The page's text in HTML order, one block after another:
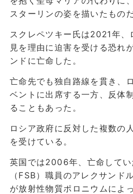
スターリンの姿を描いたものだ
スクレペツキー氏は2021年、
見を理由に迫害を受ける恐れ
ンドに亡命した。
亡命先でも独自路線を貫き、
ベントに出席する一方、反体
ることもあった。
ロシア政府に反対した複数の
を受けている。
英国では2006年、亡命してい
（FSB）職員のアレクサンド
が放射性物質ポロニウムによ